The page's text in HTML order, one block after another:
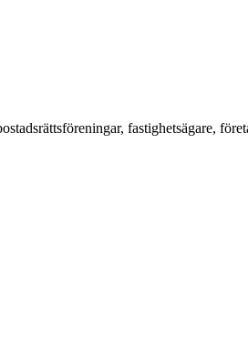
fastighetsägare,